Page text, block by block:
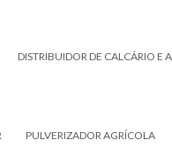
DISTRIBUIDOR DE CALCÁRIO E
PULVERIZADOR AGRÍCOLA